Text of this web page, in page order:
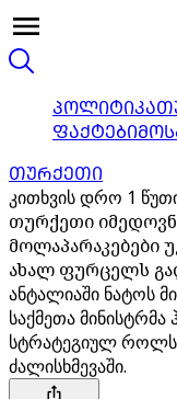
ᲞᲝᲚᲘᲢᲘᲙᲐ
ᲤᲐᲥᲢᲔᲑᲘ
ᲗᲣᲠᲥᲔᲗᲘ
კითხვის დრო 1
თურქეთი
მოლაპარაკებები
ახალ ფურცელს
ანტალიაში ნატოს
საქმეთა მინისტრმა
სტრატეგიულ როლს
ძალისხმევაში.